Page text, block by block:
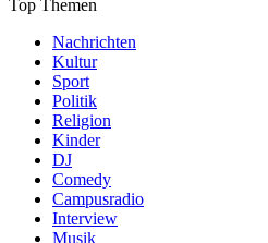
Top Themen
Nachrichten
Kultur
Sport
Politik
Religion
Kinder
DJ
Comedy
Campusradio
Interview
Musik